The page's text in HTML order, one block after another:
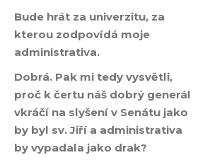
Bude hrát za univerzitu, za
kterou zodpovídá moje
administrativa.
Dobrá. Pak mi tedy vysvětli,
proč k čertu náš dobrý generál
vkráčí na slyšení v Senátu jako
by byl sv. Jiří a administrativa
by vypadala jako drak?